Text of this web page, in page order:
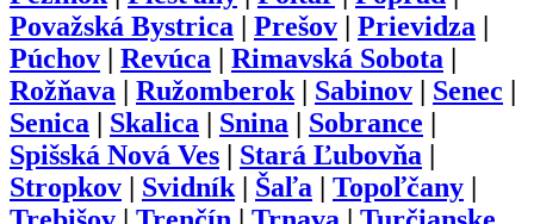
Považská Bystrica
Prešov Prievidza
Púchov
Revúca Rimavská Sobota
Rožňava
Ružomberok| Sabinov Senec
Senica
Skalica Snina Sobrance
Spišská Nová Ves
Stará Ľubovňa
Stropkov
Svidník| Šaľa Topoľčany